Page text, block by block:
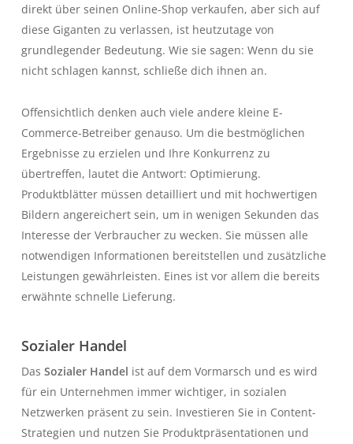
direkt über seinen Online-Shop verkaufen, aber sich auf
diese Giganten zu verlassen, ist heutzutage von
grundlegender Bedeutung. Wie sie sagen: Wenn du sie
nicht schlagen kannst, schließe dich ihnen an.
Offensichtlich denken auch viele andere kleine E-
Commerce-Betreiber genauso. Um die bestmöglichen
Ergebnisse zu erzielen und Ihre Konkurrenz zu
übertreffen, lautet die Antwort: Optimierung.
Produktblätter müssen detailliert und mit hochwertigen
Bildern angereichert sein, um in wenigen Sekunden das
Interesse der Verbraucher zu wecken. Sie müssen alle
notwendigen Informationen bereitstellen und zusätzliche
Leistungen gewährleisten. Eines ist vor allem die bereits
erwähnte schnelle Lieferung.
Sozialer Handel
Das Sozialer Handel ist auf dem Vormarsch und es wird
für ein Unternehmen immer wichtiger, in sozialen
Netzwerken präsent zu sein. Investieren Sie in Content-
Strategien und nutzen Sie Produktpräsentationen und